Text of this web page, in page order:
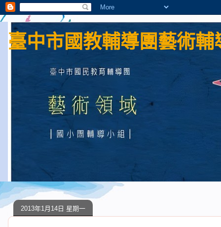
臺中市國教輔導團藝術
2013年1月14日 星期一